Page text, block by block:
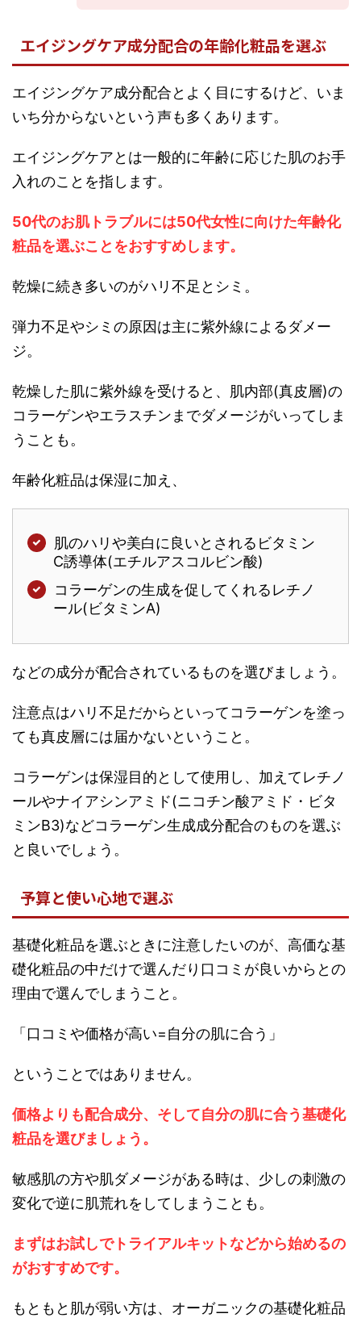
エイジングケア成分配合の年齢化粧品を選ぶ
エイジングケア成分配合とよく目にするけど、いま
いち分からないという声も多くあります。
エイジングケアとは一般的に年齢に応じた肌のお手
入れのことを指します。
50代のお肌トラブルには50代女性に向けた年齢化
粧品を選ぶことをおすすめします。
乾燥に続き多いのがハリ不足とシミ。
弾力不足やシミの原因は主に紫外線によるダメー
ジ。
乾燥した肌に紫外線を受けると、肌内部(真皮層)の
コラーゲンやエラスチンまでダメージがいってしま
うことも。
年齢化粧品は保湿に加え、
肌のハリや美白に良いとされるビタミン
C誘導体(エチルアスコルビン酸)
コラーゲンの生成を促してくれるレチノ
ール(ビタミンA)
などの成分が配合されているものを選びましょう。
注意点はハリ不足だからといってコラーゲンを塗っ
ても真皮層には届かないということ。
コラーゲンは保湿目的として使用し、加えてレチノ
ールやナイアシンアミド(ニコチン酸アミド・ビタ
ミンB3)などコラーゲン生成成分配合のものを選ぶ
と良いでしょう。
予算と使い心地で選ぶ
基礎化粧品を選ぶときに注意したいのが、高価な基
礎化粧品の中だけで選んだり口コミが良いからとの
理由で選んでしまうこと。
「口コミや価格が高い=自分の肌に合う」
ということではありません。
価格よりも配合成分、そして自分の肌に合う基礎化
粧品を選びましょう。
敏感肌の方や肌ダメージがある時は、少しの刺激の
変化で逆に肌荒れをしてしまうことも。
まずはお試しでトライアルキットなどから始めるの
がおすすめです。
もともと肌が弱い方は、オーガニックの基礎化粧品